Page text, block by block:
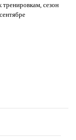
тренировкам, сезон